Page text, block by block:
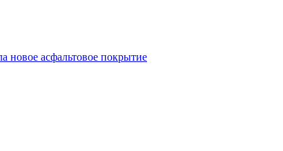
асфальтовое покрытие